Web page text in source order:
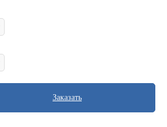
Заказать